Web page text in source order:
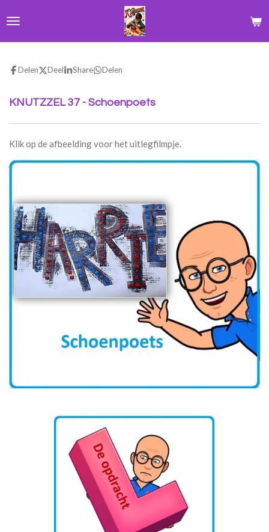
direct
hoofdinhoud
Delen Deel Share Delen
KNUTZZEL 37 - Schoenpoets
Klik op de afbeelding voor het uitlegfilmpje.